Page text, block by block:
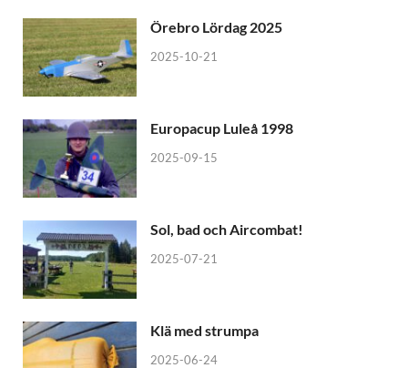
Örebro Lördag 2025
2025-10-21
Europacup Luleå 1998
2025-09-15
Sol, bad och Aircombat!
2025-07-21
Klä med strumpa
2025-06-24